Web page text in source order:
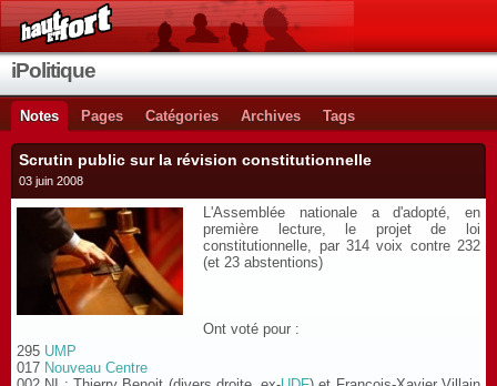
iPolitique
Notes Pages Catégories Archives Tags
Scrutin public sur la révision constitutionnelle
03 juin 2008
L'Assemblée nationale a d'adopté, en
première lecture, le projet de loi
constitutionnelle, par 314 voix contre 232
(et 23 abstentions)
Ont voté pour :
295 UMP
017 Nouveau Centre